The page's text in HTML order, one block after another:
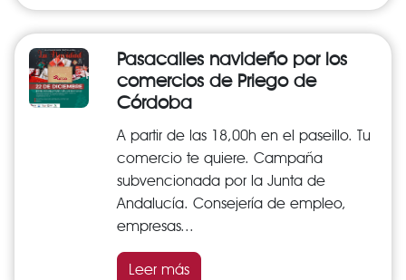
Pasacalles navideño por los
comercios de Priego de
Córdoba
A partir de las 18,00h en el paseillo. Tu
comercio te quiere. Campaña
subvencionada por la Junta de
Andalucía. Consejería de empleo,
empresas...
Leer más